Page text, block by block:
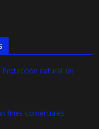
Protección natural sin
fines comerciales